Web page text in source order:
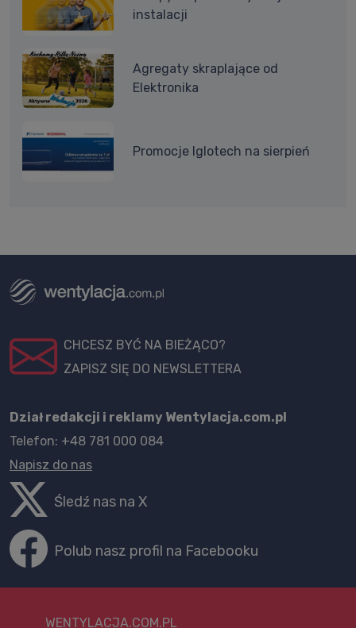
instalacji
Agregaty skraplające od
Elektronika
Promocje Iglotech na sierpień
CHCESZ BYĆ NA BIEŻĄCO?
ZAPISZ SIĘ DO NEWSLETTERA
Dział redakcji i reklamy Wentylacja.com.pl
Telefon: +48 781 000 084
Napisz do nas
Śledź nas na X
Polub nasz profil na Facebooku
WENTYLACJA.COM.PL